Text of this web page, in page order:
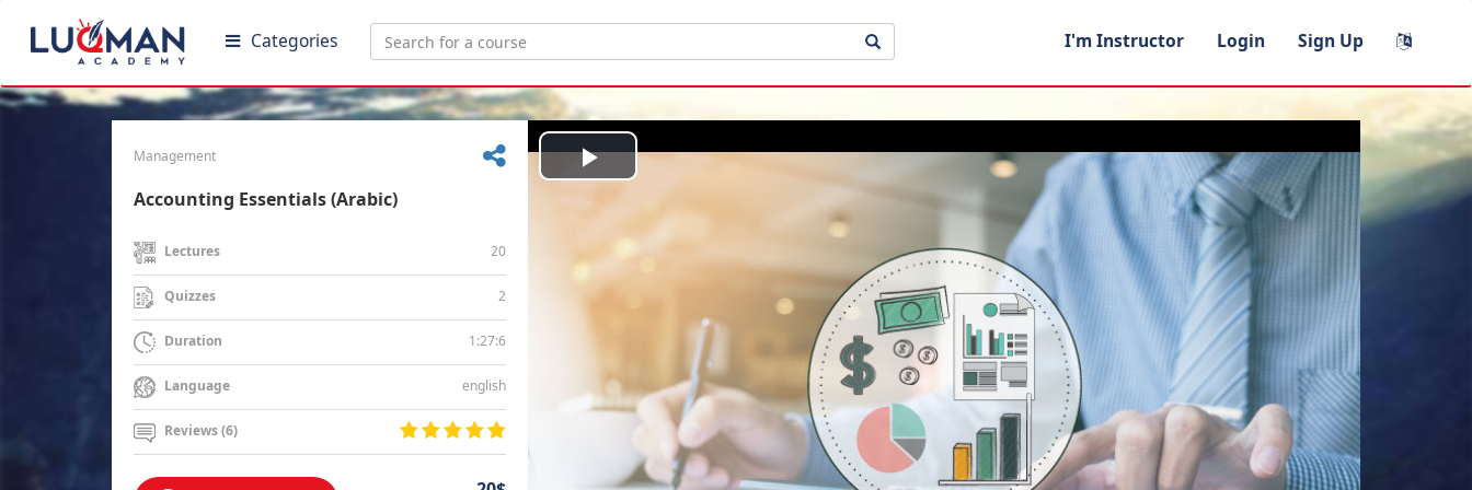
Categories I'm Instructor Login Sign Up
Management
Accounting Essentials (Arabic)
Lectures 20
Quizzes 2
Duration 1:27:6
Language english
Reviews (6)
Play
Video